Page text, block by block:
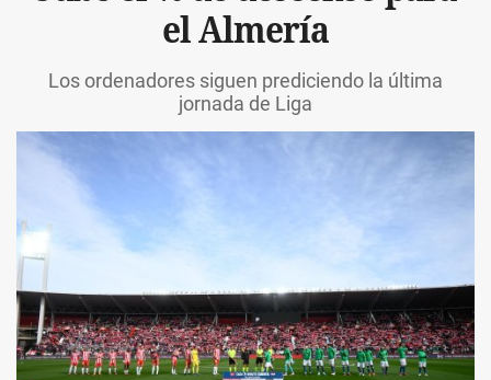
el Almería
Los ordenadores siguen prediciendo la última
jornada de Liga